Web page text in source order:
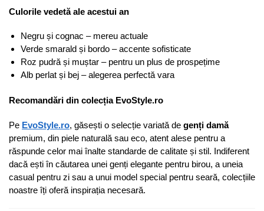
Culorile vedetă ale acestui an
Negru și cognac – mereu actuale
Verde smarald și bordo – accente sofisticate
Roz pudră și muștar – pentru un plus de prospețime
Alb perlat și bej – alegerea perfectă vara
Recomandări din colecția EvoStyle.ro
Pe EvoStyle.ro, găsești o selecție variată de genți damă
premium, din piele naturală sau eco, atent alese pentru a
răspunde celor mai înalte standarde de calitate și stil. Indiferent
dacă ești în căutarea unei genți elegante pentru birou, a uneia
casual pentru zi sau a unui model special pentru seară, colecțiile
noastre îți oferă inspirația necesară.